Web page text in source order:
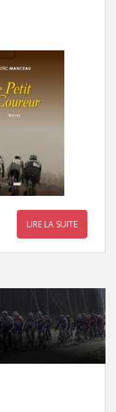
LIRE LA SUITE